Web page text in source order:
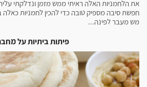
את הלחמניות האלה ראיתי ממש מזמן ונדלקתי
חפשת סיבה מספיק טובה כדי להכין לחמניות כאלה
מש מעבר לפינה...
פיתות ביתיות על